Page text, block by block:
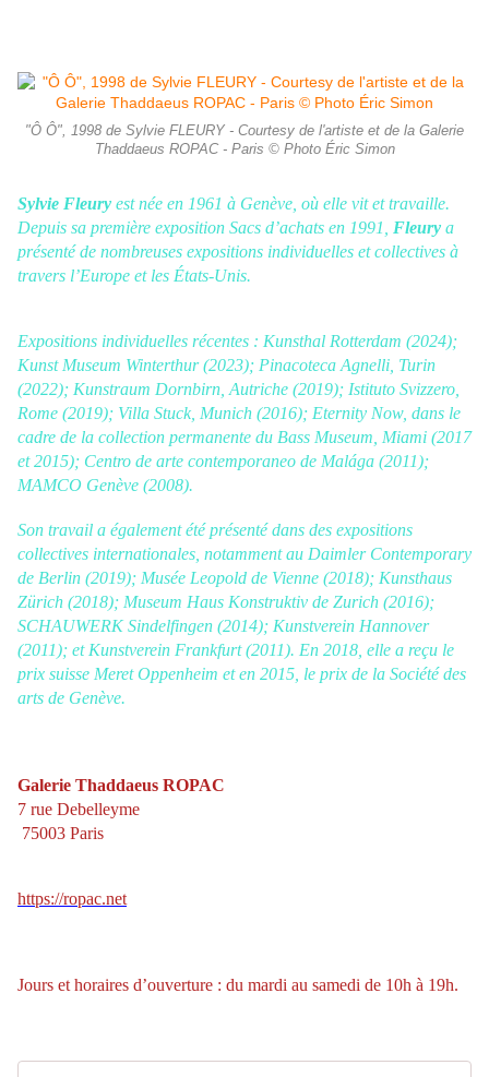
"Ô Ô", 1998 de Sylvie FLEURY - Courtesy de l'artiste et de la Galerie
Thaddaeus ROPAC - Paris © Photo Éric Simon
Sylvie Fleury est née en 1961 à Genève, où elle vit et travaille.
Depuis sa première exposition Sacs d’achats en 1991, Fleury a
présenté de nombreuses expositions individuelles et collectives à
travers l’Europe et les États-Unis.
Expositions individuelles récentes : Kunsthal Rotterdam (2024);
Kunst Museum Winterthur (2023); Pinacoteca Agnelli, Turin
(2022); Kunstraum Dornbirn, Autriche (2019); Istituto Svizzero,
Rome (2019); Villa Stuck, Munich (2016); Eternity Now, dans le
cadre de la collection permanente du Bass Museum, Miami (2017
et 2015); Centro de arte contemporaneo de Malága (2011);
MAMCO Genève (2008).
Son travail a également été présenté dans des expositions
collectives internationales, notamment au Daimler Contemporary
de Berlin (2019); Musée Leopold de Vienne (2018); Kunsthaus
Zürich (2018); Museum Haus Konstruktiv de Zurich (2016);
SCHAUWERK Sindelfingen (2014); Kunstverein Hannover
(2011); et Kunstverein Frankfurt (2011). En 2018, elle a reçu le
prix suisse Meret Oppenheim et en 2015, le prix de la Société des
arts de Genève.
Galerie Thaddaeus ROPAC
7 rue Debelleyme
75003 Paris
https://ropac.net
Jours et horaires d’ouverture : du mardi au samedi de 10h à 19h.